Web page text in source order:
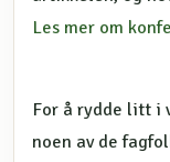
Les mer om
For å rydde litt i
noen av de